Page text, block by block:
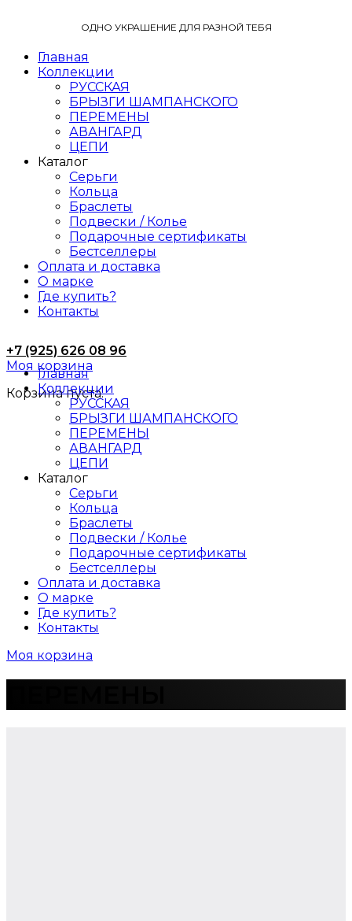
ОДНО УКРАШЕНИЕ ДЛЯ РАЗНОЙ ТЕБЯ
Главная
Коллекции
РУССКАЯ
БРЫЗГИ ШАМПАНСКОГО
ПЕРЕМЕНЫ
АВАНГАРД
ЦЕПИ
Каталог
Серьги
Кольца
Браслеты
Подвески / Колье
Подарочные сертификаты
Бестселлеры
Оплата и доставка
О марке
Где купить?
Контакты
+7 (925) 626 08 96
Моя корзина
Корзина пуста.
Главная
Коллекции
РУССКАЯ
БРЫЗГИ ШАМПАНСКОГО
ПЕРЕМЕНЫ
АВАНГАРД
ЦЕПИ
Каталог
Серьги
Кольца
Браслеты
Подвески / Колье
Подарочные сертификаты
Бестселлеры
Оплата и доставка
О марке
Где купить?
Контакты
Моя корзина